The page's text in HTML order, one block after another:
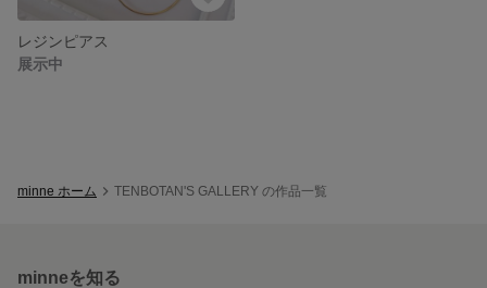
レジンピアス
展示中
minne ホーム TENBOTAN'S GALLERY の作品一覧
minneを知る